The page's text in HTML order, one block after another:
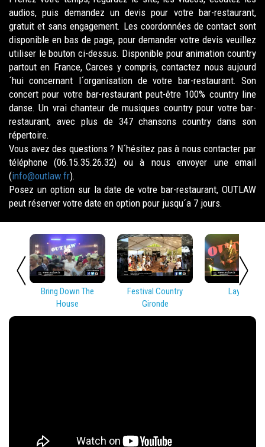
audios, puis demandez un devis pour votre bar-restaurant,
gratuit et sans engagement. Les coordonnées de contact sont
disponible en bas de page, pour demander votre devis veuillez
utiliser le bouton ci-dessus. Disponible pour animation country
partout en France, Carces y compris, contactez nous aujourd
´hui concernant l´organisation de votre bar-restaurant. Son
concert pour votre bar-restaurant peut-être 100% country line
danse. Un vrai chanteur de musiques country pour votre bar-
restaurant, avec plus de 347 chansons country dans son
répertoire.
Vous avez des questions ? N´hésitez pas à nous contacter par
téléphone (06.15.35.26.32) ou à nous envoyer une email
(info@outlaw.fr).
Posez un option sur la date de votre bar-restaurant, OUTLAW
peut réserver votre date en option pour jusqu´a 7 jours.
Bring Down The
House
Festival Country
Gironde
Lay Low